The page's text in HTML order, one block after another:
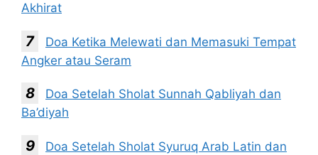
Akhirat
Doa Ketika Melewati dan Memasuki Tempat
Angker atau Seram
Doa Setelah Sholat Sunnah Qabliyah dan
Ba’diyah
Doa Setelah Sholat Syuruq Arab Latin dan